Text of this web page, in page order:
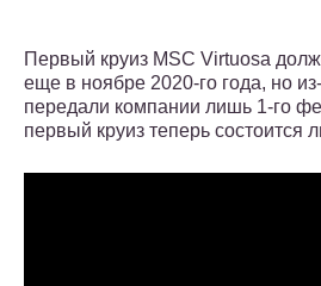
Первый круиз MSC Virtuosa
еще в ноябре 2020-го года, но
передали компании лишь 1-го
первый круиз теперь состоится